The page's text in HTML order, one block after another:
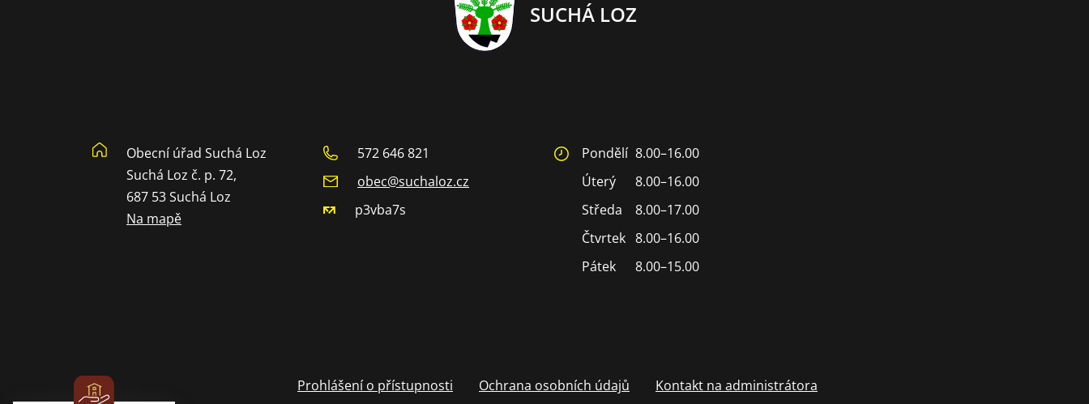
SUCHÁ LOZ
Obecní úřad Suchá Loz
Suchá Loz č. p. 72,
687 53 Suchá Loz
Na mapě
572 646 821
obec@suchaloz.cz
p3vba7s
Pondělí 8.00–16.00
Úterý
8.00–16.00
Středa
8.00–17.00
Čtvrtek 8.00–16.00
Pátek
8.00–15.00
Prohlášení o přístupnosti Ochrana osobních údajů Kontakt na administrátora